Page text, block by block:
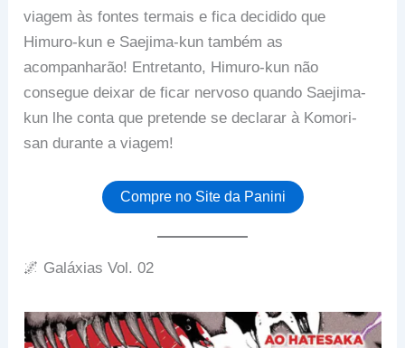
viagem às fontes termais e fica decidido que
Himuro-kun e Saejima-kun também as
acompanharão! Entretanto, Himuro-kun não
consegue deixar de ficar nervoso quando Saejima-
kun lhe conta que pretende se declarar à Komori-
san durante a viagem!
Compre no Site da Panini
🌌 Galáxias Vol. 02